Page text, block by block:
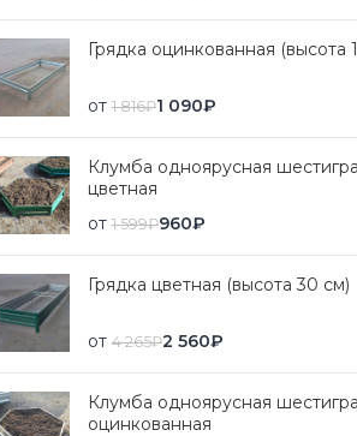
Грядка оцинкованная (высота
от 1 816₽1 090₽
Клумба одноярусная
цветная
от 1 599₽960₽
Грядка цветная (высота 30 см)
от 4 265₽2 560₽
Клумба одноярусная
оцинкованная